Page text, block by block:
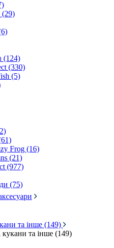
(29)
(124)
(330)
(5)
Frog (16)
(21)
(977)
(75)
та інше (149)
кукани та інше (149)